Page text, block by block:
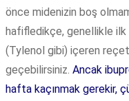
önce midenizin boş
hafifledikçe, genellikle ilk
(Tylenol gibi) içeren
geçebilirsiniz. Ancak
hafta kaçınmak gerekir,